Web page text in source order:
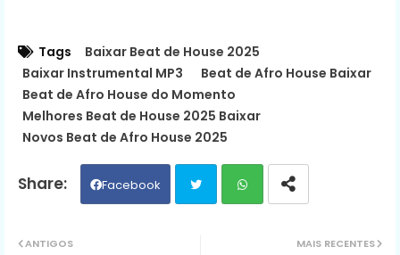
Tags
Baixar Beat de House 2025
Baixar Instrumental MP3
Beat de Afro House Baixar
Beat de Afro House do Momento
Melhores Beat de House 2025 Baixar
Novos Beat de Afro House 2025
Facebook
MAIS RECENTES
ANTIGOS